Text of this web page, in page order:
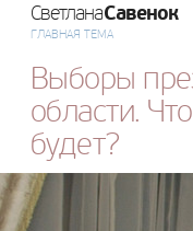
СветланаСавенок
ГЛАВНАЯ ТЕМА
Выборы
области.
будет?